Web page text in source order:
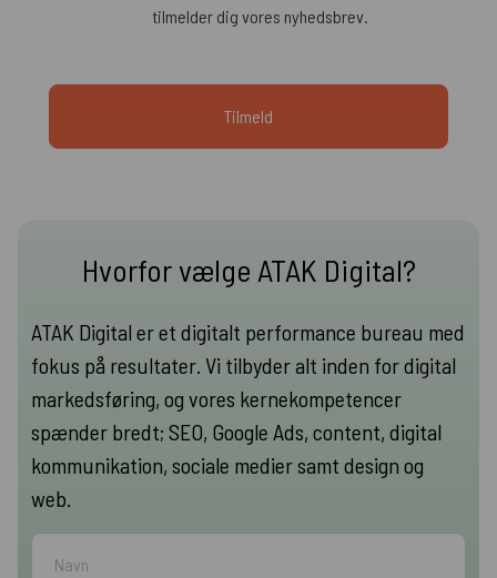
tilmelder dig vores nyhedsbrev.
Hvorfor vælge ATAK Digital?
ATAK Digital er et digitalt performance bureau med
fokus på resultater. Vi tilbyder alt inden for digital
markedsføring, og vores kernekompetencer
spænder bredt; SEO, Google Ads, content, digital
kommunikation, sociale medier samt design og
web.